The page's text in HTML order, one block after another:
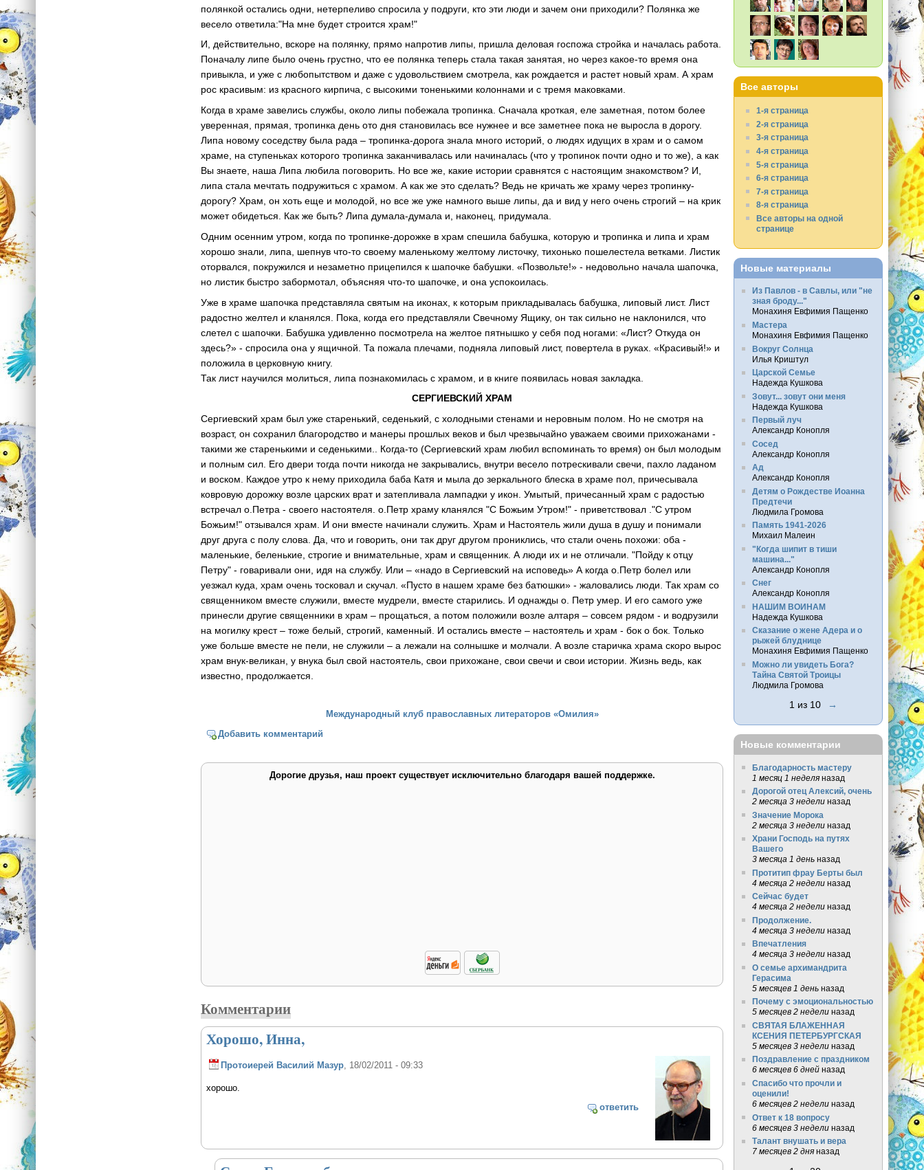
полянкой остались одни, нетерпеливо спросила у подруги, кто эти люди и зачем они приходили? Полянка же
весело ответила:"На мне будет строится храм!"
И, действительно, вскоре на полянку, прямо напротив липы, пришла деловая госпожа стройка и началась работа.
Поначалу липе было очень грустно, что ее полянка теперь стала такая занятая, но через какое-то время она
привыкла, и уже с любопытством и даже с удовольствием смотрела, как рождается и растет новый храм. А храм
рос красивым: из красного кирпича, с высокими тоненькими колоннами и с тремя маковками.
Когда в храме завелись службы, около липы побежала тропинка. Сначала кроткая, еле заметная, потом более
уверенная, прямая, тропинка день ото дня становилась все нужнее и все заметнее пока не выросла в дорогу.
Липа новому соседству была рада – тропинка-дорога знала много историй, о людях идущих в храм и о самом
храме, на ступеньках которого тропинка заканчивалась или начиналась (что у тропинок почти одно и то же), а как
Вы знаете, наша Липа любила поговорить. Но все же, какие истории сравнятся с настоящим знакомством? И,
липа стала мечтать подружиться с храмом. А как же это сделать? Ведь не кричать же храму через тропинку-
дорогу? Храм, он хоть еще и молодой, но все же уже намного выше липы, да и вид у него очень строгий – на крик
может обидеться. Как же быть? Липа думала-думала и, наконец, придумала.
Одним осенним утром, когда по тропинке-дорожке в храм спешила бабушка, которую и тропинка и липа и храм
хорошо знали, липа, шепнув что-то своему маленькому желтому листочку, тихонько пошелестела ветками. Листик
оторвался, покружился и незаметно прицепился к шапочке бабушки. «Позвольте!» - недовольно начала шапочка,
но листик быстро забормотал, объясняя что-то шапочке, и она успокоилась.
Уже в храме шапочка представляла святым на иконах, к которым прикладывалась бабушка, липовый лист. Лист
радостно желтел и кланялся. Пока, когда его представляли Свечному Ящику, он так сильно не наклонился, что
слетел с шапочки. Бабушка удивленно посмотрела на желтое пятнышко у себя под ногами: «Лист? Откуда он
здесь?» - спросила она у ящичной. Та пожала плечами, подняла липовый лист, повертела в руках. «Красивый!» и
положила в церковную книгу.
Так лист научился молиться, липа познакомилась с храмом, и в книге появилась новая закладка.
СЕРГИЕВСКИЙ ХРАМ
Сергиевский храм был уже старенький, седенький, с холодными стенами и неровным полом. Но не смотря на
возраст, он сохранил благородство и манеры прошлых веков и был чрезвычайно уважаем своими прихожанами -
такими же старенькими и седенькими.. Когда-то (Сергиевский храм любил вспоминать то время) он был молодым
и полным сил. Его двери тогда почти никогда не закрывались, внутри весело потрескивали свечи, пахло ладаном
и воском. Каждое утро к нему приходила баба Катя и мыла до зеркального блеска в храме пол, причесывала
ковровую дорожку возле царских врат и затепливала лампадки у икон. Умытый, причесанный храм с радостью
встречал о.Петра - своего настоятеля. о.Петр храму кланялся "С Божьим Утром!" - приветствовал ."С утром
Божьим!" отзывался храм. И они вместе начинали служить. Храм и Настоятель жили душа в душу и понимали
друг друга с полу слова. Да, что и говорить, они так друг другом прониклись, что стали очень похожи: оба -
маленькие, беленькие, строгие и внимательные, храм и священник. А люди их и не отличали. "Пойду к отцу
Петру" - говаривали они, идя на службу. Или – «надо в Сергиевский на исповедь» А когда о.Петр болел или
уезжал куда, храм очень тосковал и скучал. «Пусто в нашем храме без батюшки» - жаловались люди. Так храм со
священником вместе служили, вместе мудрели, вместе старились. И однажды о. Петр умер. И его самого уже
принесли другие священники в храм – прощаться, а потом положили возле алтаря – совсем рядом - и водрузили
на могилку крест – тоже белый, строгий, каменный. И остались вместе – настоятель и храм - бок о бок. Только
уже больше вместе не пели, не служили – а лежали на солнышке и молчали. А возле старичка храма скоро вырос
храм внук-великан, у внука был свой настоятель, свои прихожане, свои свечи и свои истории. Жизнь ведь, как
известно, продолжается.
Международный клуб православных литераторов «Омилия»
Добавить комментарий
Дорогие друзья, наш проект существует исключительно благодаря вашей поддержке.
Комментарии
Хорошо, Инна,
Протоиерей Василий Мазур, 18/02/2011 - 09:33
хорошо.
ответить
Все авторы
1-я страница
2-я страница
3-я страница
4-я страница
5-я страница
6-я страница
7-я страница
8-я страница
Все авторы на одной
странице
Новые материалы
Из Павлов - в Савлы, или "не
зная броду..."
Монахиня Евфимия Пащенко
Мастера
Монахиня Евфимия Пащенко
Вокруг Солнца
Илья Криштул
Царской Семье
Надежда Кушкова
Зовут... зовут они меня
Надежда Кушкова
Первый луч
Александр Конопля
Сосед
Александр Конопля
Ад
Александр Конопля
Детям о Рождестве Иоанна
Предтечи
Людмила Громова
Память 1941-2026
Михаил Малеин
"Когда шипит в тиши
машина..."
Александр Конопля
Снег
Александр Конопля
НАШИМ ВОИНАМ
Надежда Кушкова
Сказание о жене Адера и о
рыжей блуднице
Монахиня Евфимия Пащенко
Можно ли увидеть Бога?
Тайна Святой Троицы
Людмила Громова
1 из 10 →
Новые комментарии
Благодарность мастеру
1 месяц 1 неделяназад
Дорогой отец Алексий, очень
2 месяца 3 неделиназад
Значение Морока
2 месяца 3 неделиназад
Храни Господь на путях
Вашего
3 месяца 1 деньназад
Протитип фрау Берты был
4 месяца 2 неделиназад
Сейчас будет
4 месяца 2 неделиназад
Продолжение.
4 месяца 3 неделиназад
Впечатления
4 месяца 3 неделиназад
О семье архимандрита
Герасима
5 месяцев 1 деньназад
Почему с эмоциональностью
5 месяцев 2 неделиназад
СВЯТАЯ БЛАЖЕННАЯ
КСЕНИЯ ПЕТЕРБУРГСКАЯ
5 месяцев 3 неделиназад
Поздравление с праздником
6 месяцев 6 днейназад
Спасибо что прочли и
оценили!
6 месяцев 2 неделиназад
Ответ к 18 вопросу
6 месяцев 3 неделиназад
Талант внушать и вера
7 месяцев 2 дняназад